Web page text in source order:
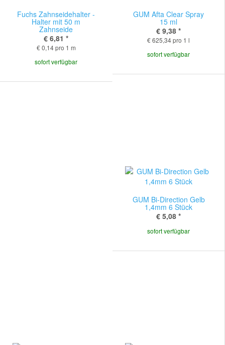
Fuchs Zahnseidehalter -
Halter mit 50 m
Zahnseide
€ 6,81 *
€ 0,14 pro 1 m
sofort verfügbar
GUM Afta Clear Spray
15 ml
€ 9,38 *
€ 625,34 pro 1 l
sofort verfügbar
GUM Bi-Direction Gelb
1,4mm 6 Stück
€ 5,08 *
sofort verfügbar